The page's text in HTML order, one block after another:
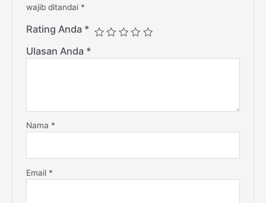
wajib ditandai *
Rating Anda *
Ulasan Anda *
Nama *
Email *